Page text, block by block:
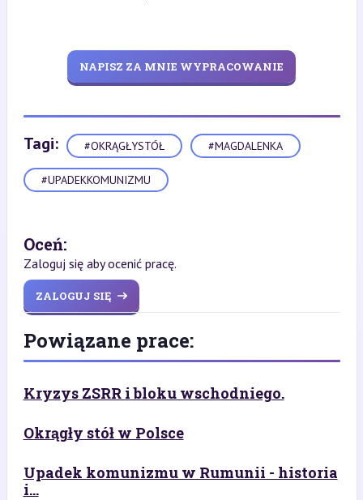
NAPISZ ZA MNIE WYPRACOWANIE
Tagi: #OKRĄGŁYSTÓŁ #MAGDALENKA
#UPADEKKOMUNIZMU
Oceń:
Zaloguj się aby ocenić pracę.
ZALOGUJ SIĘ
Powiązane prace:
Kryzys ZSRR i bloku wschodniego.
Okrągły stół w Polsce
Upadek komunizmu w Rumunii - historia
i...